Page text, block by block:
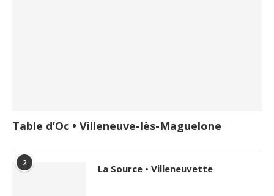
Table d’Oc • Villeneuve-lès-Maguelone
2 La Source • Villeneuvette